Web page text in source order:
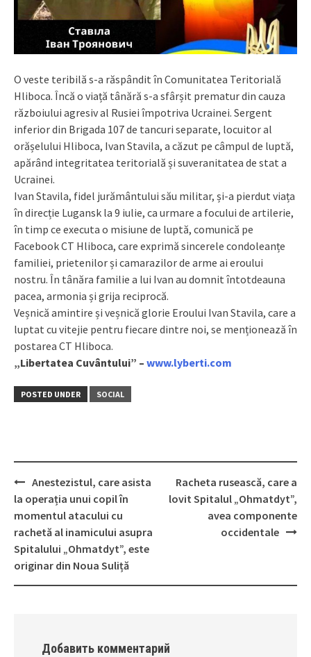
O veste teribilă s-a răspândit în Comunitatea Teritorială
Hliboca. Încă o viață tânără s-a sfârșit prematur din cauza
războiului agresiv al Rusiei împotriva Ucrainei. Sergent
inferior din Brigada 107 de tancuri separate, locuitor al
orășelului Hliboca, Ivan Stavila, a căzut pe câmpul de luptă,
apărând integritatea teritorială și suveranitatea de stat a
Ucrainei.
Ivan Stavila, fidel jurământului său militar, și-a pierdut viața
în direcție Lugansk la 9 iulie, ca urmare a focului de artilerie,
în timp ce executa o misiune de luptă, comunică pe
Facebook CT Hliboca, care exprimă sincerele condoleanțe
familiei, prietenilor și camarazilor de arme ai eroului
nostru. În tânăra familie a lui Ivan au domnit întotdeauna
pacea, armonia și grija reciprocă.
Veșnică amintire și veșnică glorie Eroului Ivan Stavila, care a
luptat cu vitejie pentru fiecare dintre noi, se menționează în
postarea CT Hliboca.
„Libertatea Cuvântului” – www.lyberti.com
POSTED UNDER SOCIAL
Post
navigation
Anestezistul, care asista
la operația unui copil în
momentul atacului cu
rachetă al inamicului asupra
Spitalului „Ohmatdyt”, este
originar din Noua Suliță
Racheta rusească, care a
lovit Spitalul „Ohmatdyt”,
avea componente
occidentale
Добавить комментарий